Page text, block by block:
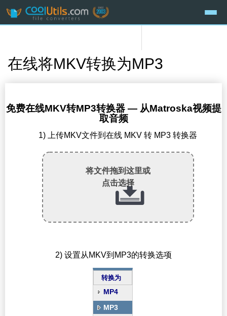
在线将MKV转换为MP3
免费在线MKV转MP3转换器 — 从Matroska视频提
取音频
1) 上传MKV文件到在线 MKV 转 MP3 转换器
将文件拖到这里或
点击选择
2) 设置从MKV到MP3的转换选项
转换为
MP4
MP3